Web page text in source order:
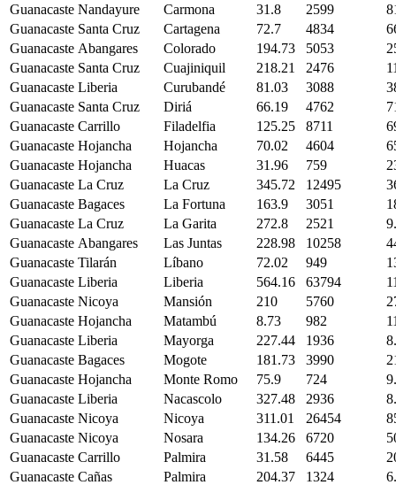
Guanacaste Nandayure Carmona 31.8 2599
Guanacaste Santa Cruz Cartagena 72.7 4834
Guanacaste Abangares Colorado 194.73 5053
Guanacaste Santa Cruz Cuajiniquil 218.21 2476
Guanacaste Liberia Curubandé 81.03 3088
Guanacaste Santa Cruz Diriá 66.19 4762
Guanacaste Carrillo Filadelfia 125.25 8711
Guanacaste Hojancha Hojancha 70.02 4604
Guanacaste Hojancha Huacas 31.96 759
Guanacaste La Cruz La Cruz 345.72 12495
Guanacaste Bagaces La Fortuna 163.9 3051
Guanacaste La Cruz La Garita 272.8 2521
Guanacaste Abangares Las Juntas 228.98 10258
Guanacaste Tilarán Líbano 72.02 949
Guanacaste Liberia Liberia 564.16 63794
Guanacaste Nicoya Mansión 210 5760
Guanacaste Hojancha Matambú 8.73 982
Guanacaste Liberia Mayorga 227.44 1936
Guanacaste Bagaces Mogote 181.73 3990
Guanacaste Hojancha Monte Romo 75.9 724
Guanacaste Liberia Nacascolo 327.48 2936
Guanacaste Nicoya Nicoya 311.01 26454
Guanacaste Nicoya Nosara 134.26 6720
Guanacaste Carrillo Palmira 31.58 6445
Guanacaste Cañas Palmira 204.37 1324